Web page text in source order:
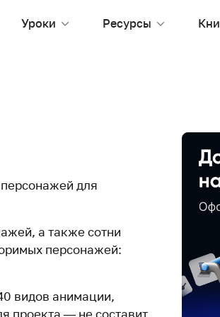
Уроки Ресурсы
для
а также сотни
персонажей:
видов анимации,
проекта — не составит